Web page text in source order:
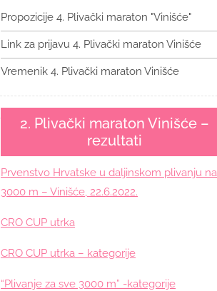
Propozicije 4. Plivački maraton "Vinišće"
Link za prijavu 4. Plivački maraton Vinišće
Vremenik 4. Plivački maraton Vinišće
2. Plivački maraton Vinišće –
rezultati
Prvenstvo Hrvatske u daljinskom plivanju na
3000 m – Vinišće, 22.6.2022.
CRO CUP utrka
CRO CUP utrka – kategorije
“Plivanje za sve 3000 m” -kategorije